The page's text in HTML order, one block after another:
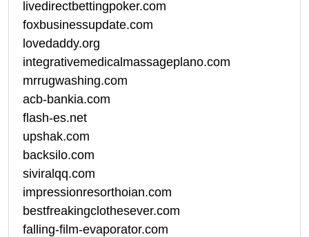
livedirectbettingpoker.com
foxbusinessupdate.com
lovedaddy.org
integrativemedicalmassageplano.com
mrrugwashing.com
acb-bankia.com
flash-es.net
upshak.com
backsilo.com
siviralqq.com
impressionresorthoian.com
bestfreakingclothesever.com
falling-film-evaporator.com